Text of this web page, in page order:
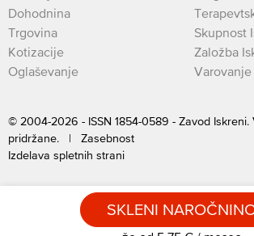
Dohodnina
Trgovina
Kotizacije
Oglaševanje
Skupnost
Založba
© 2004-2026 - ISSN 1854-0589 - Zavod Iskreni.
pridržane. | Zasebnost
Izdelava spletnih strani
SKLENI